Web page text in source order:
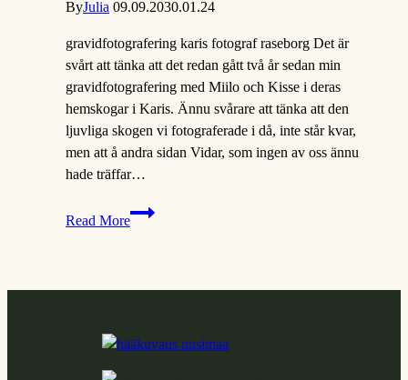
ByJulia 09.09.2030.01.24
gravidfotografering karis fotograf raseborg Det är
svårt att tänka att det redan gått två år sedan min
gravidfotografering med Miilo och Kisse i deras
hemskogar i Karis. Ännu svårare att tänka att den
ljuvliga skogen vi fotograferade i då, inte står kvar,
men att å andra sidan Vidar, som ingen av oss ännu
hade träffar…
Read More
Fall
maternity